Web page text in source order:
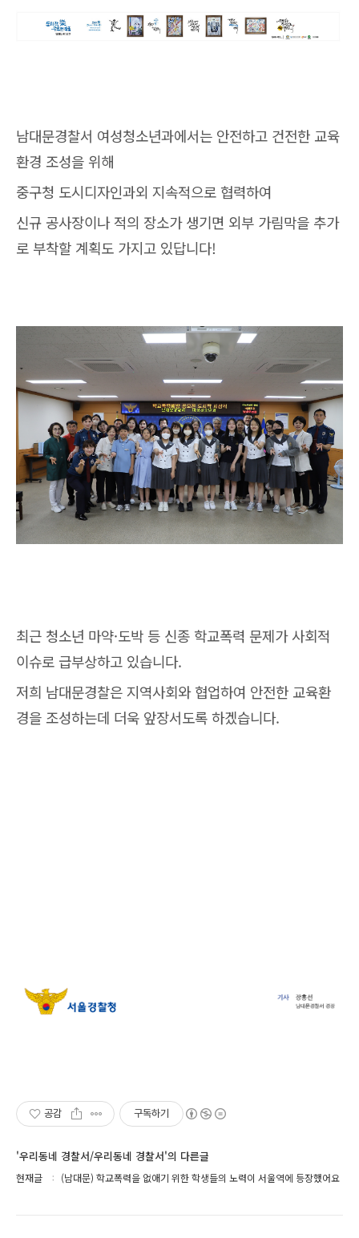
남대문경찰서 여성청소년과에서는 안전하고 건전한 교육
환경 조성을 위해
중구청 도시디자인과외 지속적으로 협력하여
신규 공사장이나 적의 장소가 생기면 외부 가림막을 추가
로 부착할 계획도 가지고 있답니다!
최근 청소년 마약·도박 등 신종 학교폭력 문제가 사회적
이슈로 급부상하고 있습니다.
저희 남대문경찰은 지역사회와 협업하여 안전한 교육환
경을 조성하는데 더욱 앞장서도록 하겠습니다.
공감 구독하기
'우리동네 경찰서/우리동네 경찰서'의 다른글
현재글 (남대문) 학교폭력을 없애기 위한 학생들의 노력이 서울역에 등장했어요